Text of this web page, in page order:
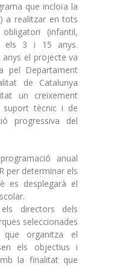
que incloïa la
a realitzar en tots
(infantil,
els 3 i 15 anys.
anys el projecte va
pel Departament
de Catalunya
un creixement
suport tècnic i de
progressiva del
anual
per determinar els
es desplegarà el
directors dels
seleccionades
organitza el
els objectius i
la finalitat que